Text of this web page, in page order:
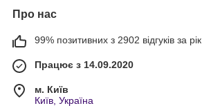
Про нас
99% позитивних з 2902 відгуків за рік
Працює з 14.09.2020
м. Київ
Київ, Україна